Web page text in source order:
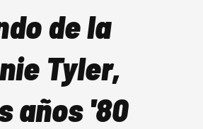
de la
Tyler,
años '80